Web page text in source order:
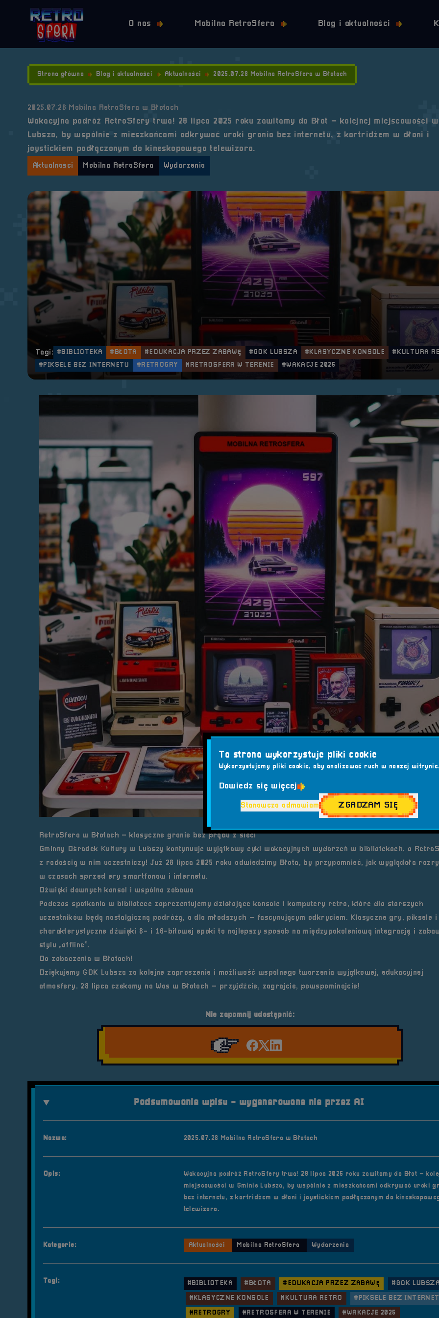
O nas Mobilna RetroSfera Blog i aktualności
Strona główna Blog i aktualności Aktualności 2025.07.28 Mobilna RetroSfera w Błotach
2025.07.28 Mobilna RetroSfera w Błotach
Wakacyjna podróż RetroSfery trwa! 28 lipca 2025 roku zawitamy do Błot – kolejnej miejscowości w
Lubsza, by wspólnie z mieszkańcami odkrywać uroki grania bez internetu, z kartridżem w dłoni i
joystickiem podłączonym do kineskopowego telewizora.
Aktualności Mobilna RetroSfera Wydarzenia
Tagi: #BIBLIOTEKA #BŁOTA #EDUKACJA PRZEZ ZABAWĘ #GOK LUBSZA #KLASYCZNE KONSOLE
#KULTURA
#PIKSELE BEZ INTERNETU
#RETROGRY #RETROSFERA W TERENIE #WAKACJE 2025
RetroSfera w Błotach – klasyczne granie bez prądu z sieci
Gminny Ośrodek Kultury w Lubszy kontynuuje wyjątkowy cykl wakacyjnych wydarzeń w bibliotekach, a
z radością w nim uczestniczy! Już 28 lipca 2025 roku odwiedzimy Błota, by przypomnieć, jak wyglądała
w czasach sprzed ery smartfonów i internetu.
Dźwięki dawnych konsol i wspólna zabawa
Podczas spotkania w bibliotece zaprezentujemy działające konsole i komputery retro, które dla starszych
uczestników będą nostalgiczną podróżą, a dla młodszych – fascynującym odkryciem. Klasyczne gry, piksele i
charakterystyczne dźwięki 8- i 16-bitowej epoki to najlepszy sposób na międzypokoleniową integrację i
stylu „offline”.
Do zobaczenia w Błotach!
Dziękujemy GOK Lubsza za kolejne zaproszenie i możliwość wspólnego tworzenia wyjątkowej, edukacyjnej
atmosfery. 28 lipca czekamy na Was w Błotach – przyjdźcie, zagrajcie, powspominajcie!
Nie zapomnij udostępnić:
Udostępnij na facebook'u
Udostępnij na Twiterze
Udostępnij na LinkedIn
Podsumowanie wpisu - wygenerowane nie przez AI
Nazwa: 2025.07.28 Mobilna RetroSfera w Błotach
Opis:
Wakacyjna podróż RetroSfery trwa! 28 lipca 2025 roku zawitamy do Błot –
miejscowości w Gminie Lubsza, by wspólnie z mieszkańcami odkrywać uroki
bez internetu, z kartridżem w dłoni i joystickiem podłączonym do
telewizora.
Kategorie: Aktualności Mobilna RetroSfera Wydarzenia
Tagi: #BIBLIOTEKA #BŁOTA #EDUKACJA PRZEZ ZABAWĘ
#GOK LUBSZA
#KLASYCZNE KONSOLE
#KULTURA RETRO
#PIKSELE BEZ
#RETROGRY
#RETROSFERA W TERENIE #WAKACJE 2025
Ta strona wykorzystuje pliki cookie
Wykorzystujemy pliki cookie, aby analizować ruch w naszej witrynie.
Dowiedz się więcej
Stanowczo odmawiam ZGADZAM SIĘ